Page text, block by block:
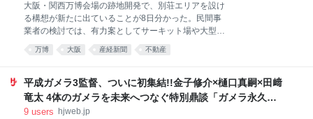
本のクレジットカードと紐づいたWeChat Pay（微信支付）やAlipay（支
付宝）を現地で使った際、日本のカード会社が不正利用を疑ってカード
をロ
大阪・関西万博会場の跡地開発で、別荘エリアを設け
る構想が新たに出ていることが8日分かった。民間事
業者の検討では、有力案としてサーキット場や大型ア
リーナの整備が既に挙がっており、相乗効果で富裕層
の誘客につなげる狙いだ。 大阪府市は来年2月、民間
市此花区）の一部「2期区域」の開発内容を公表す
る。関西財界にはサーキット場への反対意見があり、
曲折する可能性もある。 2期区域のまちづくりは、府
万博 大阪 産経新聞 不動産
平成ガメラ3監督、ついに初集結!!金子修介×樋口真嗣×田﨑
竜太 4体のガメラを未来へつなぐ特別鼎談「ガメラ永久保
存化プロジェクト FINAL」 – Hobby JAPAN Web
9 users
hjweb.jp